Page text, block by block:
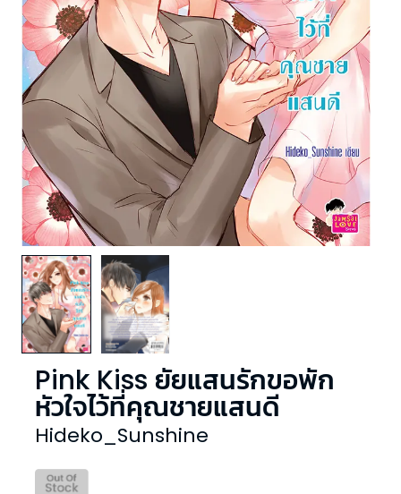
Pink Kiss ยัยแสนรักขอพัก
หัวใจไว้ที่คุณชายแสนดี
Hideko_Sunshine